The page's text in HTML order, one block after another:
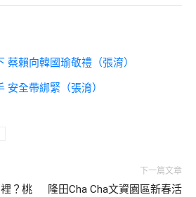
蔡賴向韓國瑜敬禮（張淯）
安全帶綁緊（張淯）
？桃
下一篇文章
隆田Cha Cha文資園區新春活